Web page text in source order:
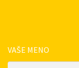
VAŠE MENO